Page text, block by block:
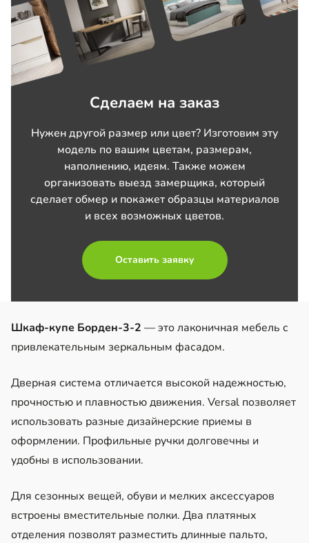
Сделаем на заказ
Нужен другой размер или цвет? Изготовим эту
модель по вашим цветам, размерам,
наполнению, идеям. Также можем
организовать выезд замерщика, который
сделает обмер и покажет образцы материалов
и всех возможных цветов.
Оставить заявку
Шкаф-купе Борден-3-2 — это лаконичная мебель с
привлекательным зеркальным фасадом.
Дверная система отличается высокой надежностью,
прочностью и плавностью движения. Versal позволяет
использовать разные дизайнерские приемы в
оформлении. Профильные ручки долговечны и
удобны в использовании.
Для сезонных вещей, обуви и мелких аксессуаров
встроены вместительные полки. Два платяных
отделения позволят разместить длинные пальто,